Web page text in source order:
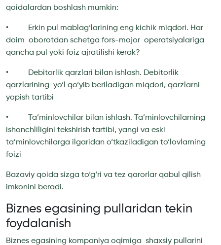
qoidalardan boshlash mumkin:
• Erkin pul mablag‘larining eng kichik miqdori. Har
doim oborotdan schetga fors-mojor operatsiyalariga
qancha pul yoki foiz ajratilishi kerak?
• Debitorlik qarzlari bilan ishlash. Debitorlik
qarzlarining yo‘l qo‘yib beriladigan miqdori, qarzlarni
yopish tartibi
• Ta’minlovchilar bilan ishlash. Ta’minlovchilarning
ishonchliligini tekshirish tartibi, yangi va eski
ta’minlovchilarga ilgaridan o‘tkaziladigan to‘lovlarning
foizi
Bazaviy qoida sizga to‘g‘ri va tez qarorlar qabul qilish
imkonini beradi.
Biznes egasining pullaridan tekin
foydalanish
Biznes egasining kompaniya oqimiga shaxsiy pullarini